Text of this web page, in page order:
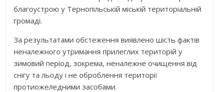
благоустрою у Тернопільській міській територіальній
громаді.
За результатами обстеження виявлено шість фактів
неналежного утримання прилеглих територій у
зимовий період, зокрема, неналежне очищення від
снігу та льоду і не оброблення території
протиожеледними засобами.